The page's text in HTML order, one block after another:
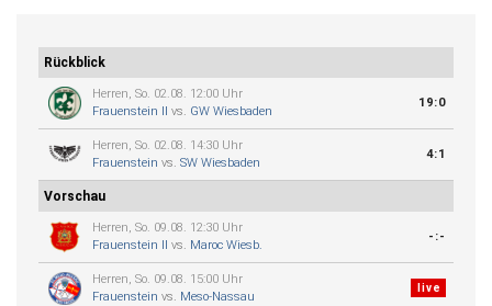
Rückblick
Herren, So. 02.08. 12:00 Uhr
Frauenstein II vs. GW Wiesbaden
19:0
Herren, So. 02.08. 14:30 Uhr
Frauenstein vs. SW Wiesbaden
4:1
Vorschau
Herren, So. 09.08. 12:30 Uhr
Frauenstein II vs. Maroc Wiesb.
-:-
Herren, So. 09.08. 15:00 Uhr
Frauenstein vs. Meso-Nassau
live